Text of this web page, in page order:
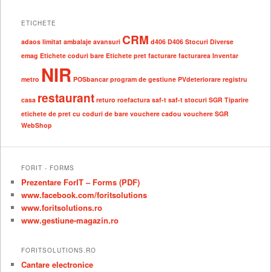
ETICHETE
adaos limitat ambalaje avansuri CRM d406 D406 Stocuri Diverse
emag Etichete coduri bare Etichete pret facturare facturarea Inventar
metro NIR POSbancar program de gestiune PVdeteriorare registru
casa restaurant returo roefactura saf-t saf-t stocuri SGR Tiparire
etichete de pret cu coduri de bare vouchere cadou vouchere SGR
WebShop
FORIT - FORMS
Prezentare ForIT – Forms (PDF)
www.facebook.com/foritsolutions
www.foritsolutions.ro
www.gestiune-magazin.ro
FORITSOLUTIONS.RO
Cantare electronice